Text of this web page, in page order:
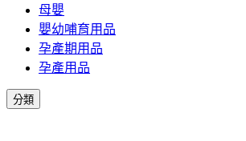
母嬰
嬰幼哺育用品
孕產期用品
孕產用品
分類